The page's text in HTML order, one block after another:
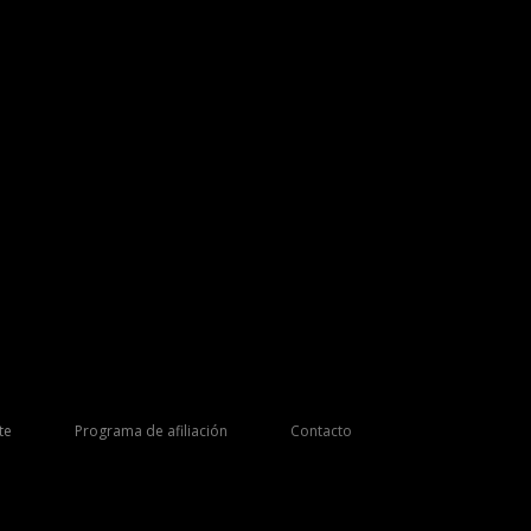
Programa de afiliación Contacto